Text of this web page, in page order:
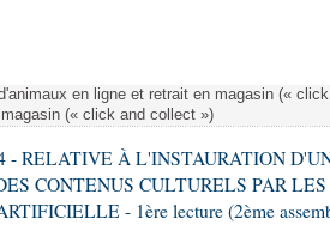
des lois
des loisen ligne et retrait en magasin («
(« click and collect »)
- RELATIVE À L'INSTAURATION
CONTENUS CULTURELS PAR LES
- 1ère lecture (2ème